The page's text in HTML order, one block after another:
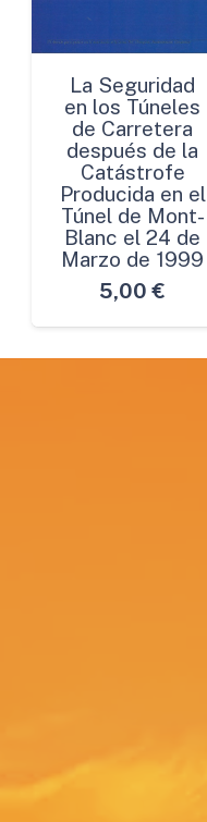
La Seguridad
en los Túneles
de Carretera
después de la
Catástrofe
Producida en el
Túnel de Mont-
Blanc el 24 de
Marzo de 1999
5,00 €